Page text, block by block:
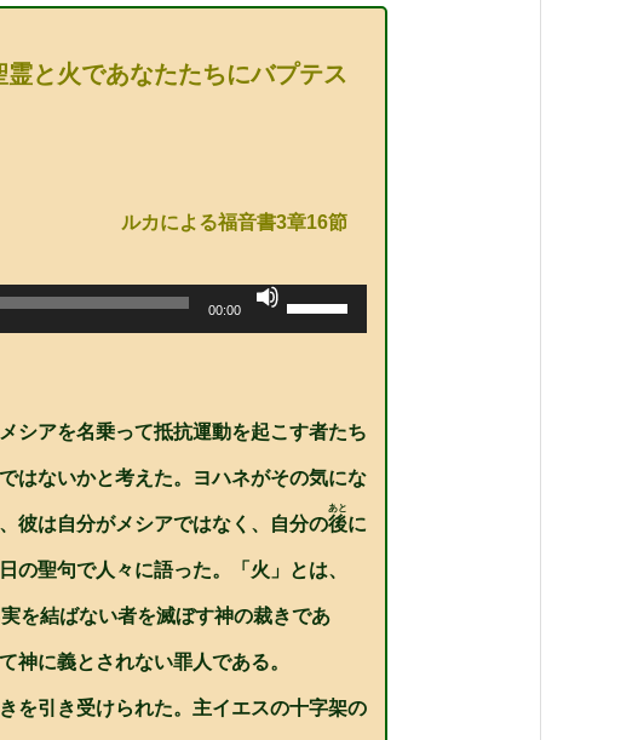
と火であなたたちにバプテス
ルカによる福音書3章16節
00:00
リ
ュ
に
は
上
下
印
ー
を
使
っ
さ
い。
シアを名乗って抵抗運動を起こす者たち
はないかと考えた。ヨハネがその気にな
彼は自分がメシアではなく、自分の後
あと
に
の聖句で人々に語った。「火」とは、
を結ばない者を滅ぼす神の裁きであ
神に義とされない罪人である。
を引き受けられた。主イエスの十字架の